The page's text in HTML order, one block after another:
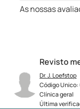
Revisto
Dr. J. Loefstop
Código Unico:
Clínica geral
Última
As nossas